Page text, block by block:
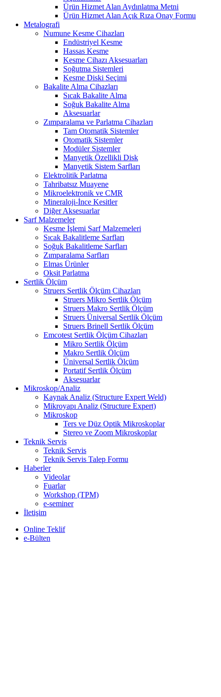
Ürün Hizmet Alan Aydınlatma Metni
Ürün Hizmet Alan Açık Rıza Onay Formu
Metalografi
Numune Kesme Cihazları
Endüstriyel Kesme
Hassas Kesme
Kesme Cihazı Aksesuarları
Soğutma Sistemleri
Kesme Diski Seçimi
Bakalite Alma Cihazları
Sıcak Bakalite Alma
Soğuk Bakalite Alma
Aksesuarlar
Zımparalama ve Parlatma Cihazları
Tam Otomatik Sistemler
Otomatik Sistemler
Modüler Sistemler
Manyetik Özellikli Disk
Manyetik Sistem Sarfları
Elektrolitik Parlatma
Tahribatsız Muayene
Mikroelektronik ve CMR
Mineraloji-İnce Kesitler
Diğer Aksesuarlar
Sarf Malzemeler
Kesme İşlemi Sarf Malzemeleri
Sıcak Bakalitleme Sarfları
Soğuk Bakalitleme Sarfları
Zımparalama Sarfları
Elmas Ürünler
Oksit Parlatma
Sertlik Ölçüm
Struers Sertlik Ölçüm Cihazları
Struers Mikro Sertlik Ölçüm
Struers Makro Sertlik Ölçüm
Struers Üniversal Sertlik Ölçüm
Struers Brinell Sertlik Ölçüm
Emcotest Sertlik Ölçüm Cihazları
Mikro Sertlik Ölçüm
Makro Sertlik Ölçüm
Üniversal Sertlik Ölçüm
Portatif Sertlik Ölçüm
Aksesuarlar
Mikroskop/Analiz
Kaynak Analiz (Structure Expert Weld)
Mikroyapı Analiz (Structure Expert)
Mikroskop
Ters ve Düz Optik Mikroskoplar
Stereo ve Zoom Mikroskoplar
Teknik Servis
Teknik Servis
Teknik Servis Talep Formu
Haberler
Videolar
Fuarlar
Workshop (TPM)
e-seminer
İletişim
Online Teklif
e-Bülten